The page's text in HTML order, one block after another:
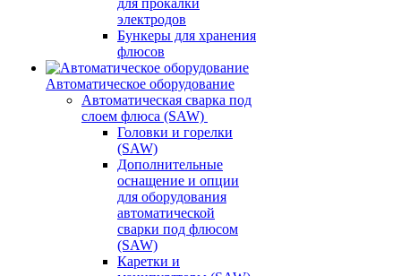
для прокалки
электродов
Бункеры для хранения
флюсов
Автоматическое оборудование
Автоматическая сварка под
слоем флюса (SAW)
Головки и горелки
(SAW)
Дополнительные
оснащение и опции
для оборудования
автоматической
сварки под флюсом
(SAW)
Каретки и